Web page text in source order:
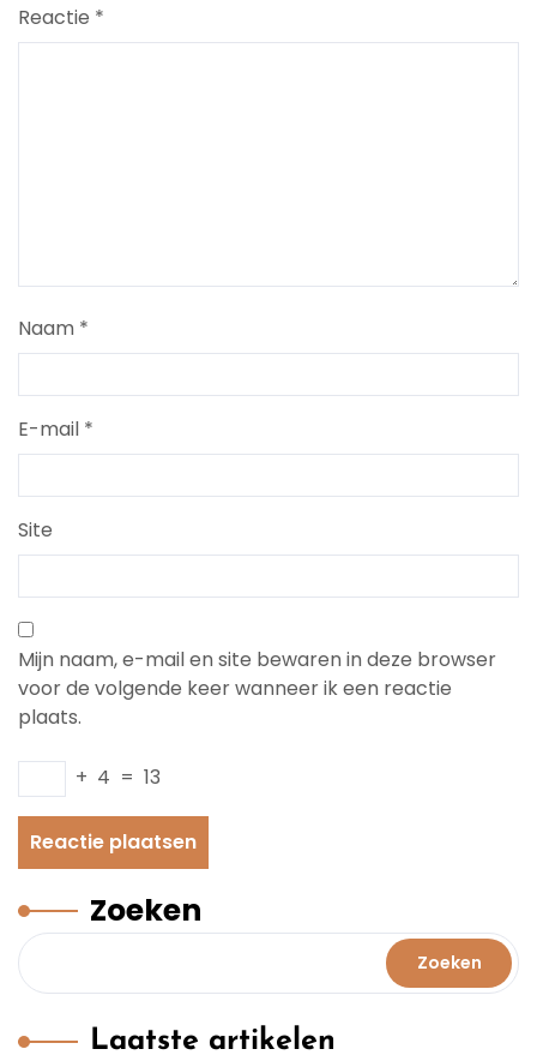
Reactie *
Naam *
E-mail *
Site
Mijn naam, e-mail en site bewaren in deze browser
voor de volgende keer wanneer ik een reactie
plaats.
+ 4 = 13
Zoeken
Zoeken
Laatste artikelen